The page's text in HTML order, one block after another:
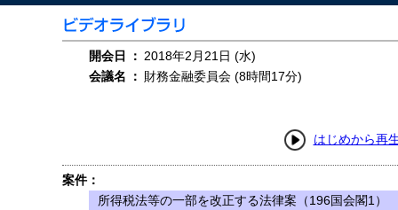
開会日 ： 2018年2月21日 (水)
会議名
： 財務金融委員会 (8時間17分)
はじめから再
案件：
所得税法等の一部を改正する法律案（196国会閣1）